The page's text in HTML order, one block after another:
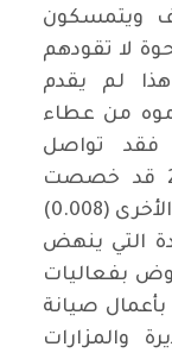
ويتمسكون
لا تقودهم
لم يقدم
من عطاء
فقد تواصل
تهميشهم لدرجة أن ميزانية 2018 قد خصصت
لديوان أوقاف المسيحيين والديانات الأخرى (0.008)
التي ينهض
بفعاليات
صيانة
والمزارات